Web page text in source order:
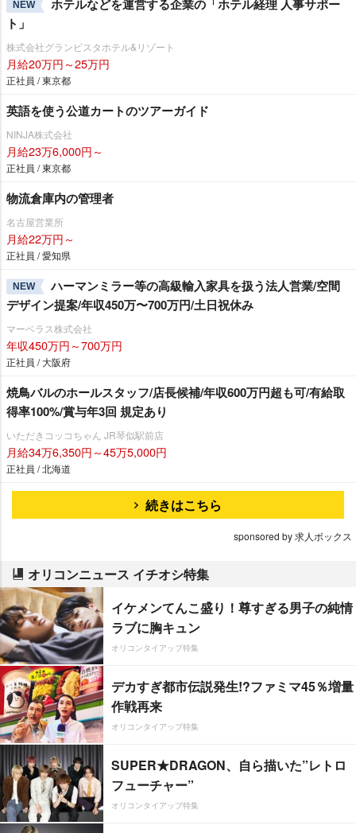
NEW
ホテルなどを運営する企業の「ホテル経理 人事サポー
ト」
株式会社グランビスタホテル&リゾート
月給20万円～25万円
正社員 / 東京都
英語を使う公道カートのツアーガイド
NINJA株式会社
月給23万6,000円～
正社員 / 東京都
物流倉庫内の管理者
名古屋営業所
月給22万円～
正社員 / 愛知県
NEW
ハーマンミラー等の高級輸入家具を扱う法人営業/空間
デザイン提案/年収450万〜700万円/土日祝休み
マーベラス株式会社
年収450万円～700万円
正社員 / 大阪府
焼鳥バルのホールスタッフ/店長候補/年収600万円超も可/有給取
得率100%/賞与年3回 規定あり
いただきコッコちゃん JR琴似駅前店
月給34万6,350円～45万5,000円
正社員 / 北海道
続きはこちら
sponsored by 求人ボックス
オリコンニュース イチオシ特集
イケメンてんこ盛り！尊すぎる男子の純情
ラブに胸キュン
オリコンタイアップ特集
デカすぎ都市伝説発生!?ファミマ45％増量
作戦再来
オリコンタイアップ特集
SUPER★DRAGON、自ら描いた”レトロ
フューチャー”
オリコンタイアップ特集